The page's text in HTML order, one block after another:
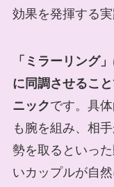
効果を発揮する実
「ミラーリング
に同調させるこ
ニックです。具
も腕を組み、相
勢を取るといっ
いカップルが自